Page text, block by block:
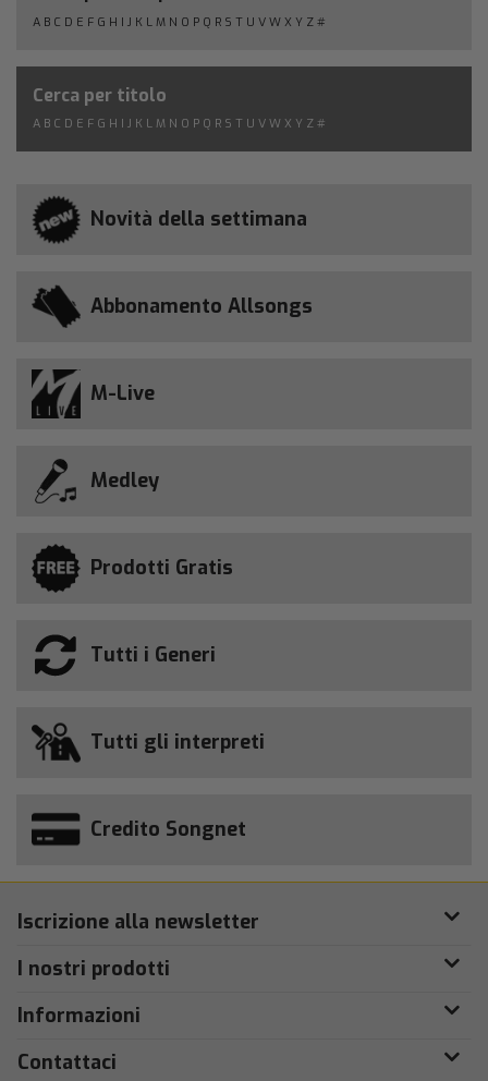
A B C D E F G H I J K L M N O P Q R S T U V W X Y Z #
Cerca per titolo
A B C D E F G H I J K L M N O P Q R S T U V W X Y Z #
Novità della settimana
Abbonamento Allsongs
M-Live
Medley
Prodotti Gratis
Tutti i Generi
Tutti gli interpreti
Credito Songnet
Iscrizione alla newsletter
I nostri prodotti
Informazioni
Contattaci